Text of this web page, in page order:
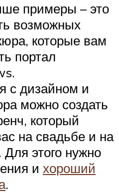
примеры – это
возможных
которые вам
портал
с дизайном и
можно создать
который
на свадьбе и на
этого нужно
и хороший
.